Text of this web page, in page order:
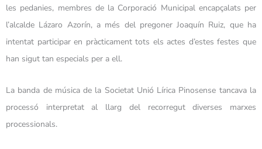
les pedanies, membres de la Corporació Municipal encapçalats per
l’alcalde Lázaro Azorín, a més del pregoner Joaquín Ruiz, que ha
intentat participar en pràcticament tots els actes d’estes festes que
han sigut tan especials per a ell.
La banda de música de la Societat Unió Lírica Pinosense tancava la
processó interpretat al llarg del recorregut diverses marxes
processionals.